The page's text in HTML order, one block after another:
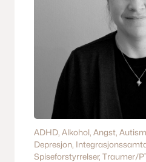
ADHD, Alkohol, Angst,
Depresjon,
Spiseforstyrrelser, Traumer/